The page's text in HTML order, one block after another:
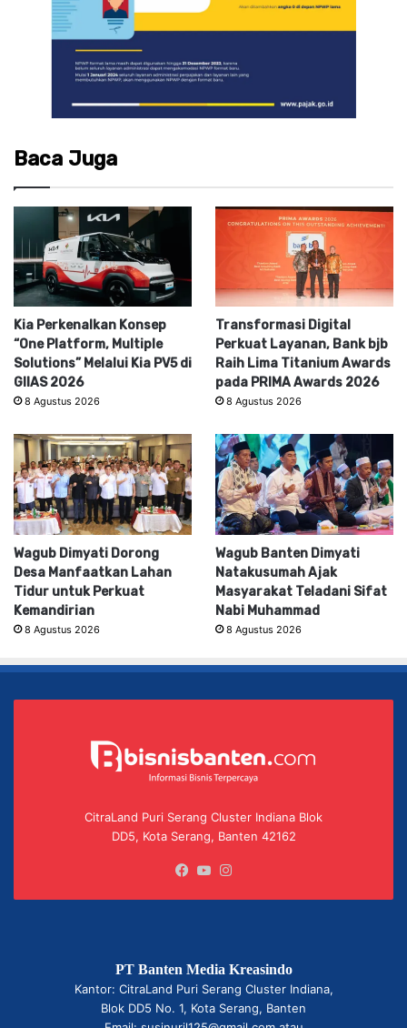
Baca Juga
Kia Perkenalkan Konsep
“One Platform, Multiple
Solutions” Melalui Kia PV5 di
GIIAS 2026
8 Agustus 2026
Transformasi Digital
Perkuat Layanan, Bank bjb
Raih Lima Titanium Awards
pada PRIMA Awards 2026
8 Agustus 2026
Wagub Dimyati Dorong
Desa Manfaatkan Lahan
Tidur untuk Perkuat
Kemandirian
8 Agustus 2026
Wagub Banten Dimyati
Natakusumah Ajak
Masyarakat Teladani Sifat
Nabi Muhammad
8 Agustus 2026
CitraLand Puri Serang Cluster Indiana Blok
DD5, Kota Serang, Banten 42162
Facebook
YouTube
PT Banten Media Kreasindo
Kantor: CitraLand Puri Serang Cluster Indiana,
Blok DD5 No. 1, Kota Serang, Banten